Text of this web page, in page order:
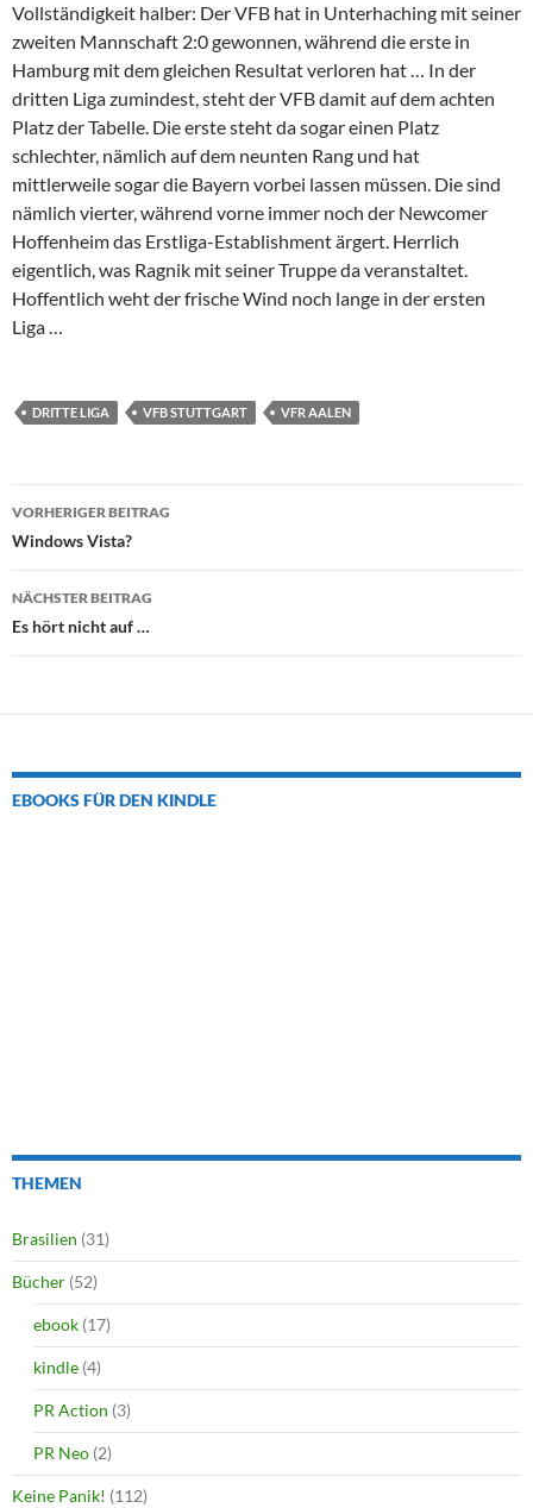
Vollständigkeit halber: Der VFB hat in Unterhaching mit seiner
zweiten Mannschaft 2:0 gewonnen, während die erste in
Hamburg mit dem gleichen Resultat verloren hat … In der
dritten Liga zumindest, steht der VFB damit auf dem achten
Platz der Tabelle. Die erste steht da sogar einen Platz
schlechter, nämlich auf dem neunten Rang und hat
mittlerweile sogar die Bayern vorbei lassen müssen. Die sind
nämlich vierter, während vorne immer noch der Newcomer
Hoffenheim das Erstliga-Establishment ärgert. Herrlich
eigentlich, was Ragnik mit seiner Truppe da veranstaltet.
Hoffentlich weht der frische Wind noch lange in der ersten
Liga …
DRITTE LIGA VFB STUTTGART VFR AALEN
Beitrags-
Navigation
VORHERIGER BEITRAG
Windows Vista?
NÄCHSTER BEITRAG
Es hört nicht auf …
EBOOKS FÜR DEN KINDLE
THEMEN
Brasilien (31)
Bücher (52)
ebook (17)
kindle (4)
PR Action (3)
PR Neo (2)
Keine Panik! (112)